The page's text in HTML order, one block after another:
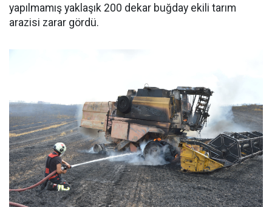
yapılmamış yaklaşık 200 dekar buğday ekili tarım
arazisi zarar gördü.